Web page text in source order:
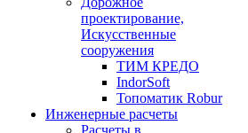
проектирование,
Искусственные
сооружения
ТИМ КРЕДО
IndorSoft
Топоматик Robur
Инженерные расчеты
Расчеты в